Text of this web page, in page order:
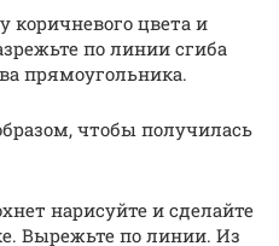
коричневого цвета и
по линии сгиба
прямоугольника.
чтобы получилась
нарисуйте и сделайте
Вырежьте по линии. Из